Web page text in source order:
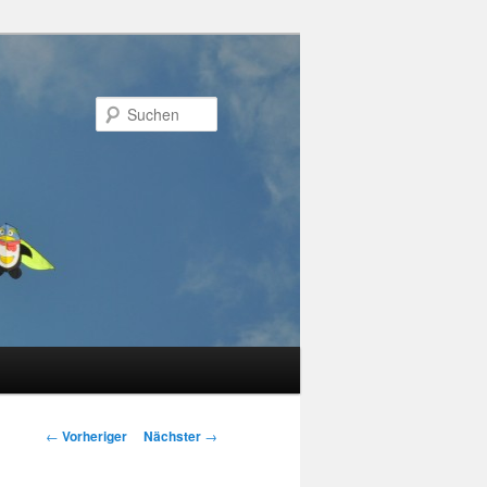
Beitragsnavigation
← Vorheriger Nächster →